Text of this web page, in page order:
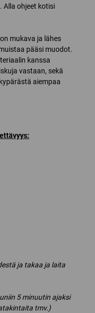
Alla ohjeet kotisi
mukava ja lähes
pääsi muodot.
kanssa
vastaan, sekä
aiempaa
ja takaa ja laita
5 minuutin ajaksi
tmv.)